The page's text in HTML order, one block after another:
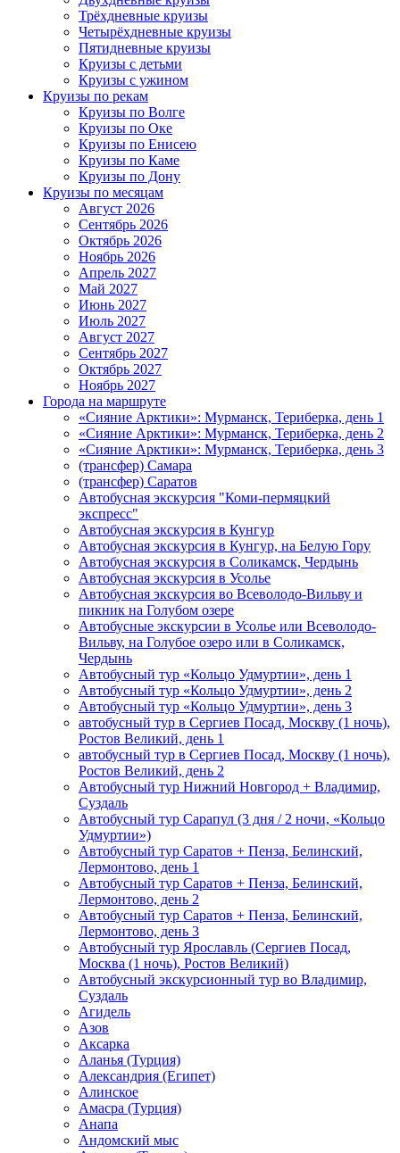
Трёхдневные круизы
Четырёхдневные круизы
Пятидневные круизы
Круизы с детьми
Круизы с ужином
Круизы по рекам
Круизы по Волге
Круизы по Оке
Круизы по Енисею
Круизы по Каме
Круизы по Дону
Круизы по месяцам
Август 2026
Сентябрь 2026
Октябрь 2026
Ноябрь 2026
Апрель 2027
Май 2027
Июнь 2027
Июль 2027
Август 2027
Сентябрь 2027
Октябрь 2027
Ноябрь 2027
Города на маршруте
«Сияние Арктики»: Мурманск, Териберка, день 1
«Сияние Арктики»: Мурманск, Териберка, день 2
«Сияние Арктики»: Мурманск, Териберка, день 3
(трансфер) Самара
(трансфер) Саратов
Автобусная экскурсия "Коми-пермяцкий
экспресс"
Автобусная экскурсия в Кунгур
Автобусная экскурсия в Кунгур, на Белую Гору
Автобусная экскурсия в Соликамск, Чердынь
Автобусная экскурсия в Усолье
Автобусная экскурсия во Всеволодо-Вильву и
пикник на Голубом озере
Автобусные экскурсии в Усолье или Всеволодо-
Вильву, на Голубое озеро или в Соликамск,
Чердынь
Автобусный тур «Кольцо Удмуртии», день 1
Автобусный тур «Кольцо Удмуртии», день 2
Автобусный тур «Кольцо Удмуртии», день 3
автобусный тур в Сергиев Посад, Москву (1 ночь),
Ростов Великий, день 1
автобусный тур в Сергиев Посад, Москву (1 ночь),
Ростов Великий, день 2
Автобусный тур Нижний Новгород + Владимир,
Суздаль
Автобусный тур Сарапул (3 дня / 2 ночи, «Кольцо
Удмуртии»)
Автобусный тур Саратов + Пенза, Белинский,
Лермонтово, день 1
Автобусный тур Саратов + Пенза, Белинский,
Лермонтово, день 2
Автобусный тур Саратов + Пенза, Белинский,
Лермонтово, день 3
Автобусный тур Ярославль (Сергиев Посад,
Москва (1 ночь), Ростов Великий)
Автобусный экскурсионный тур во Владимир,
Суздаль
Агидель
Азов
Аксарка
Аланья (Турция)
Александрия (Египет)
Алинское
Амасра (Турция)
Анапа
Андомский мыс